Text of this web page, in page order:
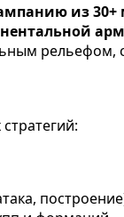
из 30+
рельефом,